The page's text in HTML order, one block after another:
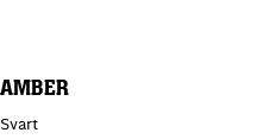
AMBER
Svart